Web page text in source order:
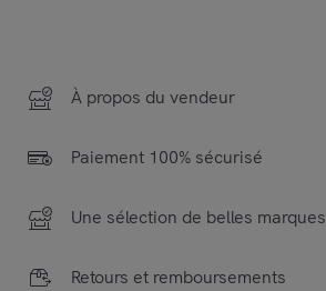
À propos du vendeur
Paiement 100% sécurisé
Une sélection de belles marques
Retours et remboursements